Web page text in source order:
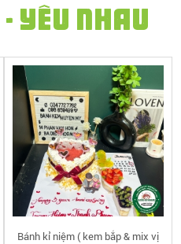
YÊU NHAU
Bánh kỉ niệm ( kem bắp & mix vị